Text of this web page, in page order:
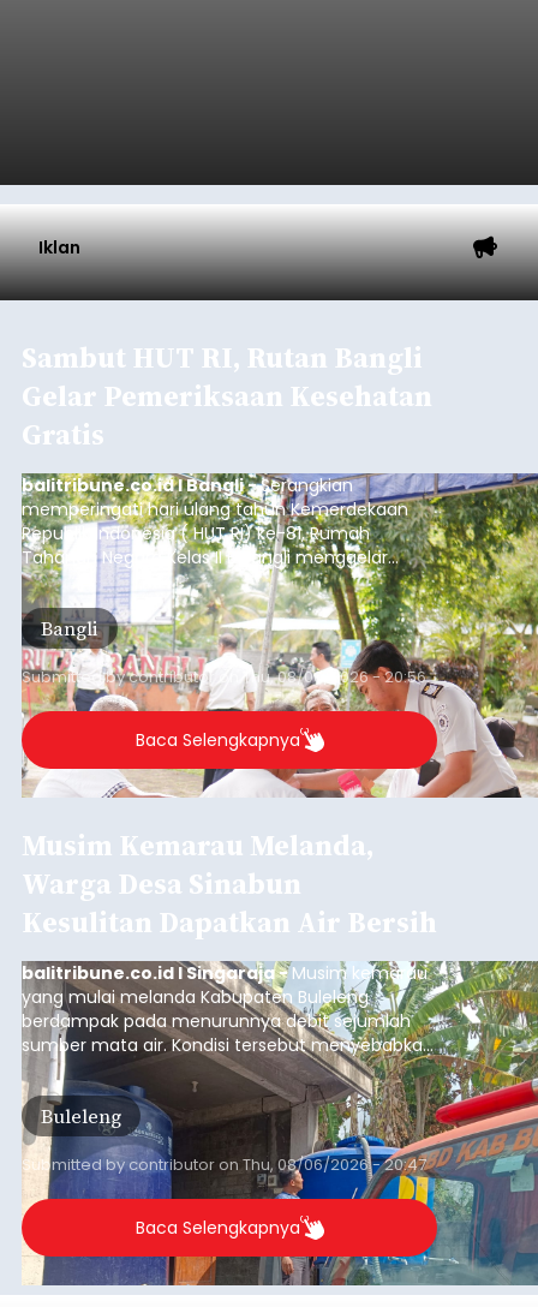
Iklan
Sambut HUT RI, Rutan Bangli
Gelar Pemeriksaan Kesehatan
Gratis
balitribune.co.id I Bangli -Serangkian
memperingati hari ulang tahun Kemerdekaan
Republik Indonesia ( HUT RI) ke-81, Rumah
Tahanan Negara Kelas II B Bangli menggelar
kegiatan pemeriksaan kesehatan gratis, Rabu